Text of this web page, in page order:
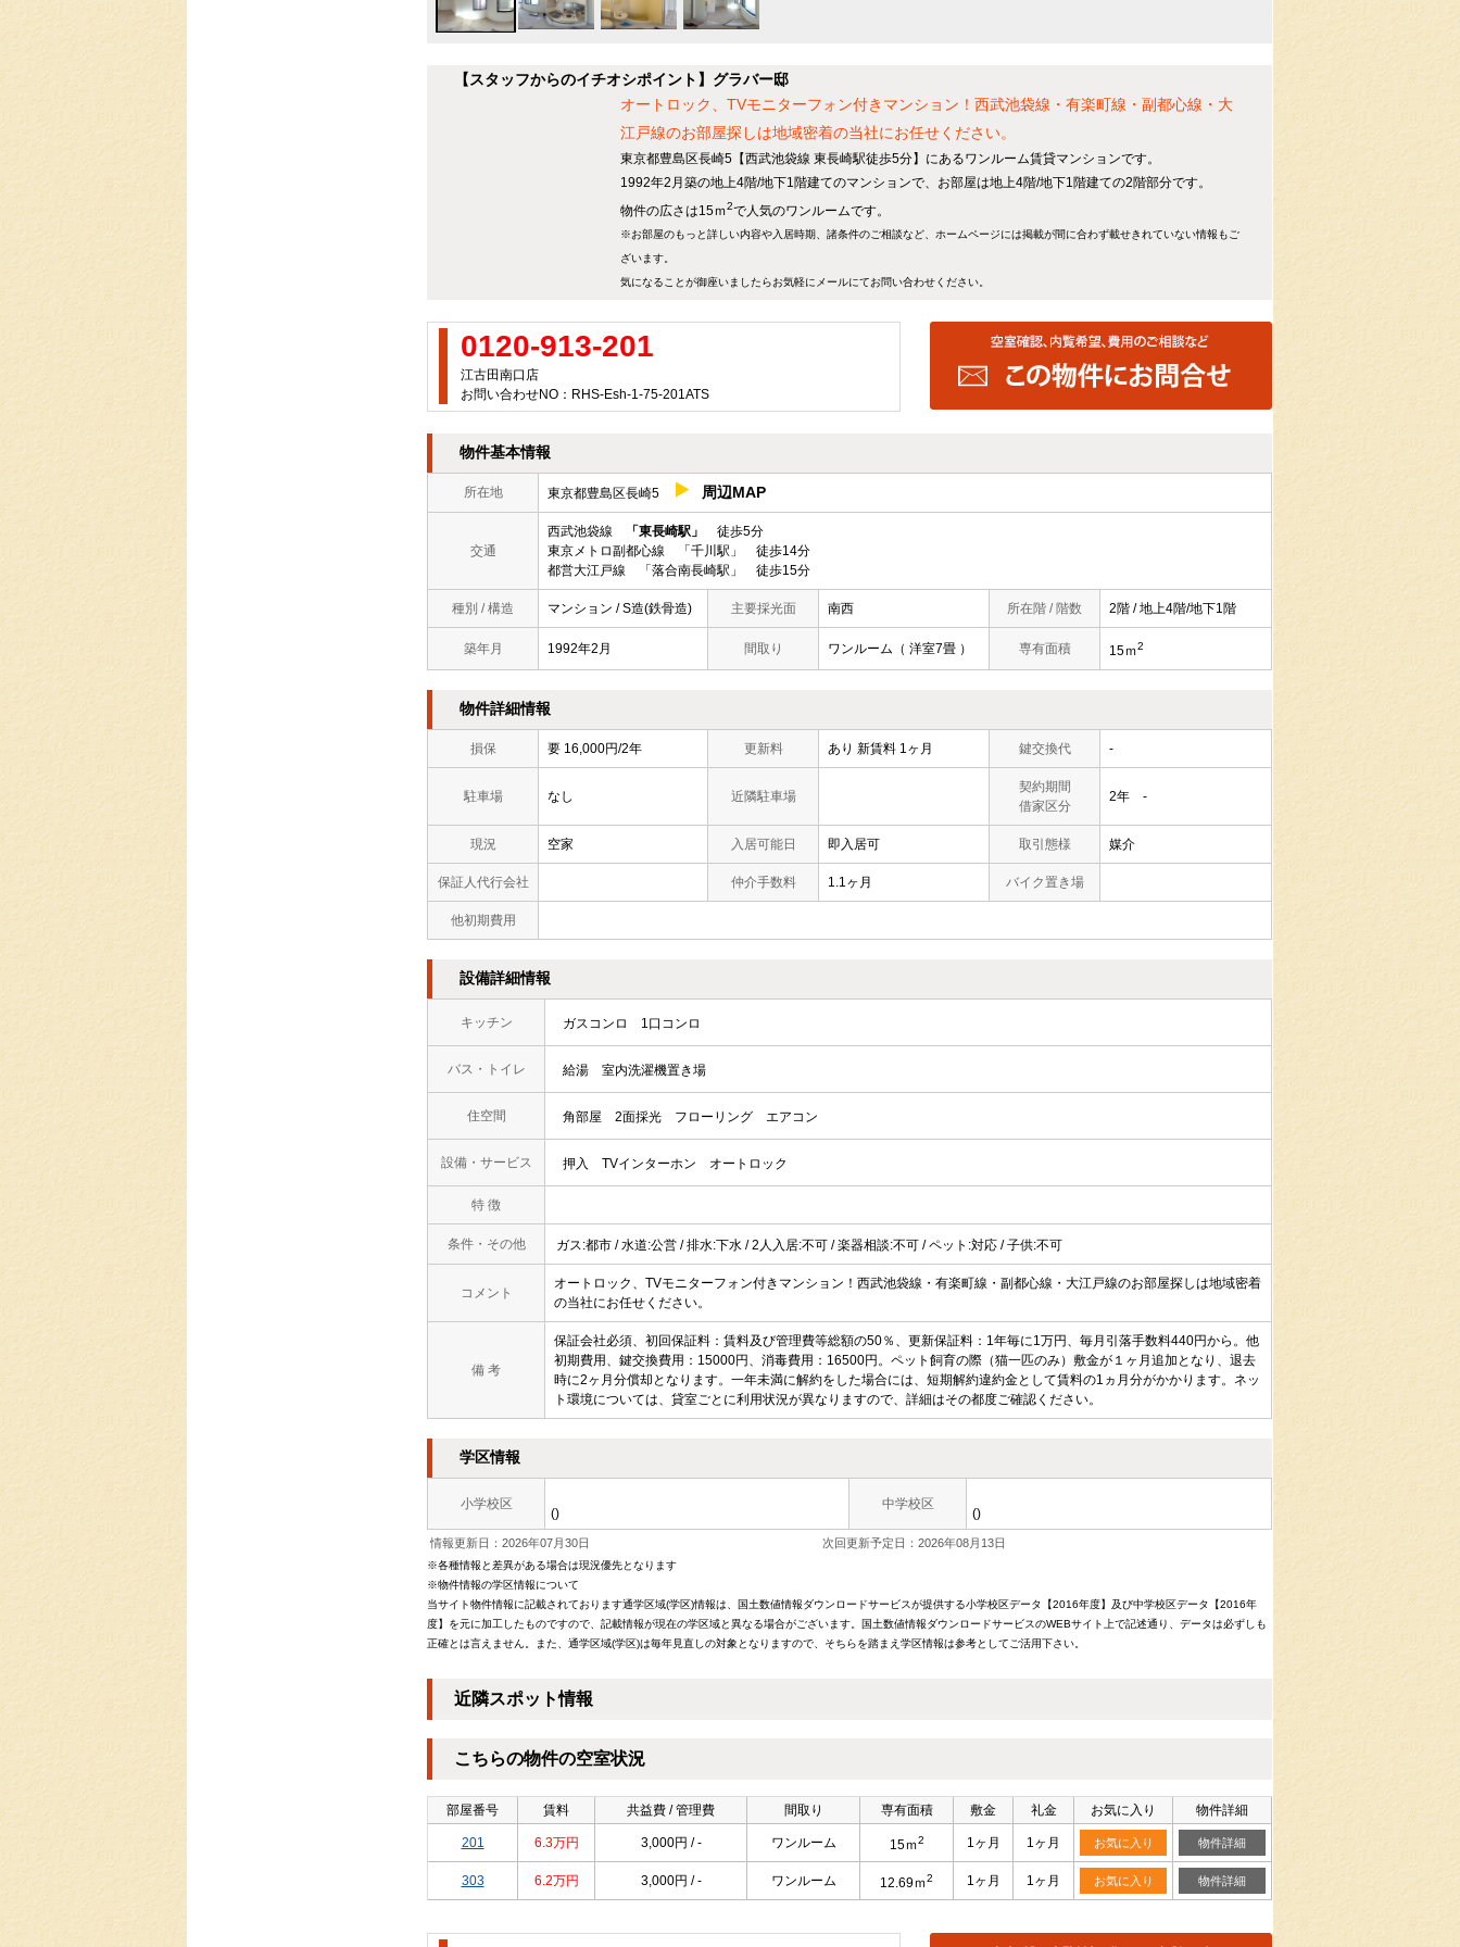
【スタッフからのイチオシポイント】グラバー邸
オートロック、TVモニターフォン付きマンション！西武池袋線・有楽町線・副都心線・大
江戸線のお部屋探しは地域密着の当社にお任せください。
東京都豊島区長崎5【西武池袋線 東長崎駅徒歩5分】にあるワンルーム賃貸マンションです。
1992年2月築の地上4階/地下1階建てのマンションで、お部屋は地上4階/地下1階建ての2階部分です。
物件の広さは15ｍ2で人気のワンルームです。
※お部屋のもっと詳しい内容や入居時期、諸条件のご相談など、ホームページには掲載が間に合わず載せきれていない情報もご
ざいます。
気になることが御座いましたらお気軽にメールにてお問い合わせください。
0120-913-201
江古田南口店
お問い合わせNO：RHS-Esh-1-75-201ATS
物件基本情報
所在地 東京都豊島区長崎5 周辺MAP
交通
西武池袋線 「東長崎駅」
徒歩5分
東京メトロ副都心線 「千川駅」 徒歩14分
都営大江戸線 「落合南長崎駅」 徒歩15分
種別 / 構造 マンション / S造(鉄骨造) 主要採光面 南西 所在階 / 階数 2階 / 地上4階/地下1階
築年月 1992年2月 間取り ワンルーム（ 洋室7畳 ） 専有面積 15ｍ2
物件詳細情報
損保 要 16,000円/2年 更新料 あり 新賃料 1ヶ月 鍵交換代 -
駐車場 なし 近隣駐車場
契約期間
借家区分
2年 -
現況 空家 入居可能日 即入居可 取引態様 媒介
保証人代行会社 仲介手数料 1.1ヶ月 バイク置き場
他初期費用
設備詳細情報
キッチン ガスコンロ 1口コンロ
バス・トイレ 給湯 室内洗濯機置き場
住空間 角部屋 2面採光 フローリング エアコン
設備・サービス 押入 TVインターホン オートロック
特 徴
条件・その他 ガス:都市 / 水道:公営 / 排水:下水 / 2人入居:不可 / 楽器相談:不可 / ペット:対応 / 子供:不可
コメント
オートロック、TVモニターフォン付きマンション！西武池袋線・有楽町線・副都心線・大江戸線のお部屋探しは地域密着
の当社にお任せください。
備 考
保証会社必須、初回保証料：賃料及び管理費等総額の50％、更新保証料：1年毎に1万円、毎月引落手数料440円から。他
初期費用、鍵交換費用：15000円、消毒費用：16500円。ペット飼育の際（猫一匹のみ）敷金が１ヶ月追加となり、退去
時に2ヶ月分償却となります。一年未満に解約をした場合には、短期解約違約金として賃料の1ヵ月分がかかります。ネッ
ト環境については、貸室ごとに利用状況が異なりますので、詳細はその都度ご確認ください。
学区情報
小学校区
()
中学校区
()
情報更新日：2026年07月30日 次回更新予定日：2026年08月13日
※各種情報と差異がある場合は現況優先となります
※物件情報の学区情報について
当サイト物件情報に記載されております通学区域(学区)情報は、国土数値情報ダウンロードサービスが提供する小学校区データ【2016年度】及び中学校区データ【2016年
度】を元に加工したものですので、記載情報が現在の学区域と異なる場合がございます。国土数値情報ダウンロードサービスのWEBサイト上で記述通り、データは必ずしも
正確とは言えません。また、通学区域(学区)は毎年見直しの対象となりますので、そちらを踏まえ学区情報は参考としてご活用下さい。
近隣スポット情報
こちらの物件の空室状況
部屋番号 賃料 共益費 / 管理費 間取り 専有面積 敷金 礼金 お気に入り 物件詳細
201 6.3万円 3,000円 / - ワンルーム 15ｍ2 1ヶ月 1ヶ月 お気に入り 物件詳細
303 6.2万円 3,000円 / - ワンルーム 12.69ｍ2 1ヶ月 1ヶ月 お気に入り 物件詳細